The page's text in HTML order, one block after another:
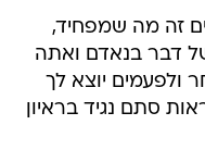
זה מה שמפחיד,
דבר בנאדם ואתה
ולפעמים יוצא לך
סתם נגיד בראיון